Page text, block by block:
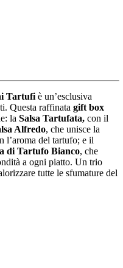
Tartufi è un’esclusiva
Questa raffinata gift box
la Salsa Tartufata, con il
Alfredo, che unisce la
l’aroma del tartufo; e il
di Tartufo Bianco, che
a ogni piatto. Un trio
tutte le sfumature del